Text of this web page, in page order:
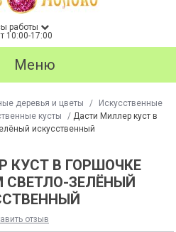
работы
10:00-17:00
Меню
деревья и цветы /
Искусственные
кусты / Дасти Миллер куст в
искусственный
КУСТ В ГОРШОЧКЕ
СВЕТЛО-ЗЕЛЁНЫЙ
отзыв